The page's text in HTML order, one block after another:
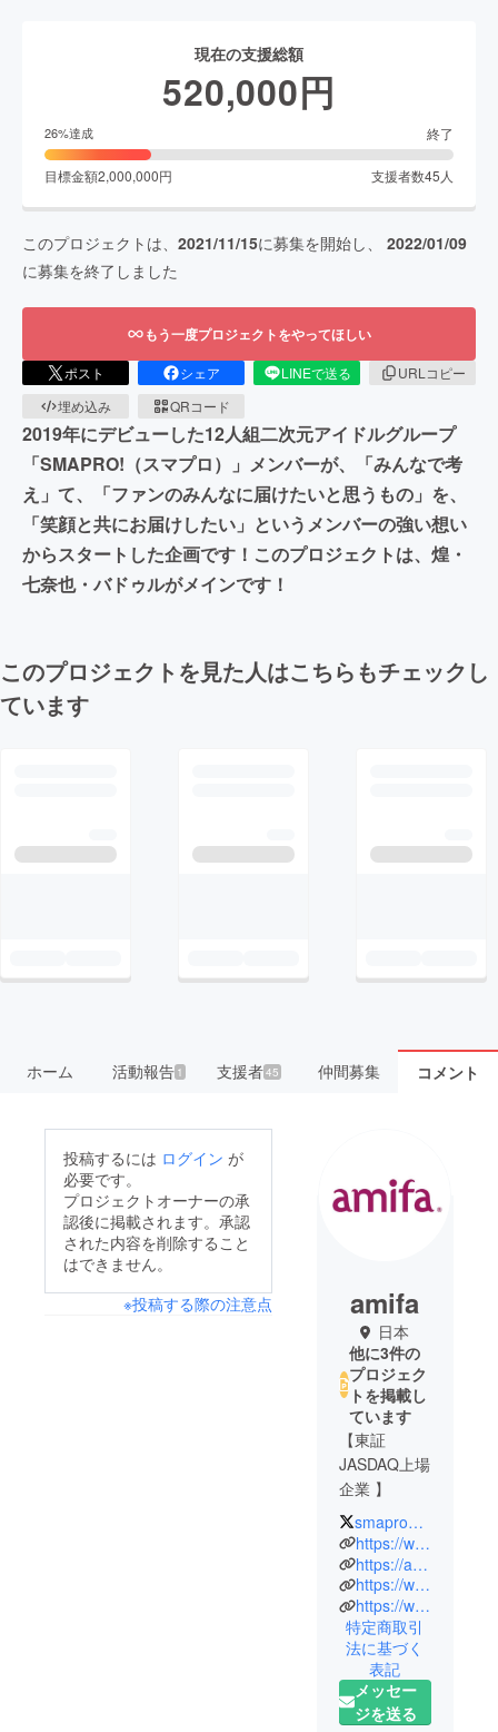
現在の支援総額
520,000円
26%達成 終了
目標金額2,000,000円 支援者数45 人
このプロジェクトは、 2021/11/15に募集を開始し、 2022/01/09
に募集を終了しました
もう一度プロジェクトをやってほしい
ポスト シェア LINEで送る
URLコピー
埋め込み
QRコード
2019年にデビューした12人組二次元アイドルグループ
「SMAPRO!（スマプロ）」メンバーが、「みんなで考
え」て、「ファンのみんなに届けたいと思うもの」を、
「笑顔と共にお届けしたい」というメンバーの強い想い
からスタートした企画です！このプロジェクトは、煌・
七奈也・バドゥルがメインです！
このプロジェクトを見た人はこちらもチェックし
ています
ホーム 活動報告1 支援者45 仲間募集 コメント
投稿するには ログイン が
必要です。
プロジェクトオーナーの承
認後に掲載されます。承認
された内容を削除すること
はできません。
※投稿する際の注意点
amifa
日本
他に3件の
プロジェク
トを掲載し
ています
【東証
JASDAQ上場
企業 】
We are smile
producers!
業務用包装
資材製造卸
として1973
年に創業し
た弊社は、
smapro_satoP
https://www.amifa.co.jp/
https://amifa.co.jp/smpr/
https://www.amifa.co.jp/100/
https://www.instagram.com/amifa_jp/
特定商取引
法に基づく
表記
メッセー
ジを送る